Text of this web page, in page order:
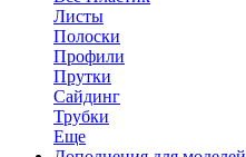
Листы
Полоски
Профили
Прутки
Сайдинг
Трубки
Еще